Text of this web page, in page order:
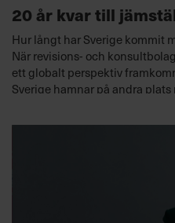
20 år kvar till
Hur långt har Sverige kommit
Närrevisions- och
ett globalt perspektiv
Sverige hamnar på andra
att det kommer att ta över 20
män är jämnt representerade